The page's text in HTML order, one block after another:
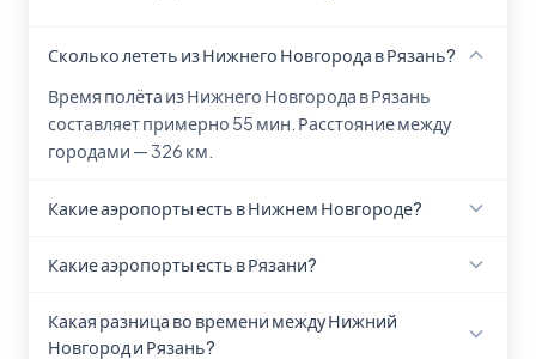
Сколько лететь из Нижнего Новгорода в Рязань?
Время полёта из Нижнего Новгорода в Рязань
составляет примерно 55 мин. Расстояние между
городами — 326 км.
Какие аэропорты есть в Нижнем Новгороде?
Нижний Новгород (GOJ).
Какие аэропорты есть в Рязани?
Какая разница во времени между Нижний
Новгород и Рязань?